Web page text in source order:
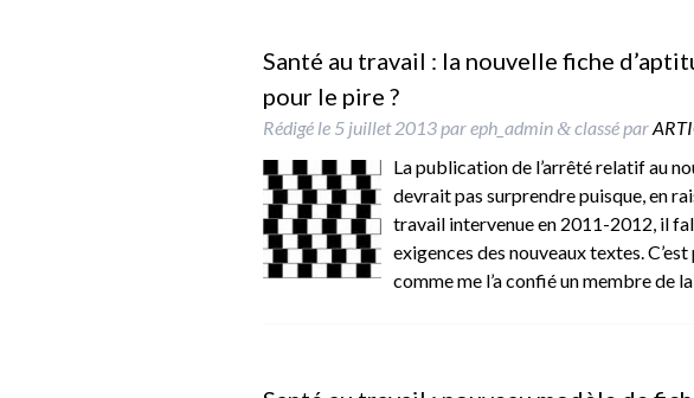
Santé au travail : la nouvelle fiche
pour le pire ?
Rédigé le 5 juillet 2013 pareph_admin &classé par
La publication de l’arrêté relatif au
devrait pas surprendre puisque, en
travail intervenue en 2011-2012, il
exigences des nouveaux textes.
comme me l’a confié un membre de